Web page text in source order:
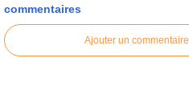
commentaires
Ajouter un commentaire